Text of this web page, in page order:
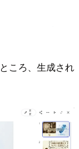
ころ、生成され